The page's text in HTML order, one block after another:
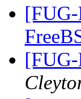
[FUG-